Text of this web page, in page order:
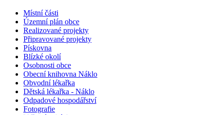
Místní části
Územní plán obce
Realizované projekty
Připravované projekty
Pískovna
Blízké okolí
Osobnosti obce
Obecní knihovna Náklo
Obvodní lékařka
Dětská lékařka - Náklo
Odpadové hospodářství
Fotografie